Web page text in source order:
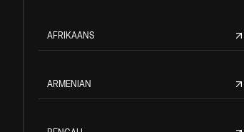
AFRIKAANS
ARMENIAN